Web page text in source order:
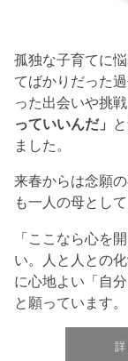
孤独な子育てに
てばかりだった
った出会いや挑
っていいんだ」
ました。
来春からは念願
も一人の母とし
「ここなら心を
い。人と人との
に心地よい「自
と願っています。